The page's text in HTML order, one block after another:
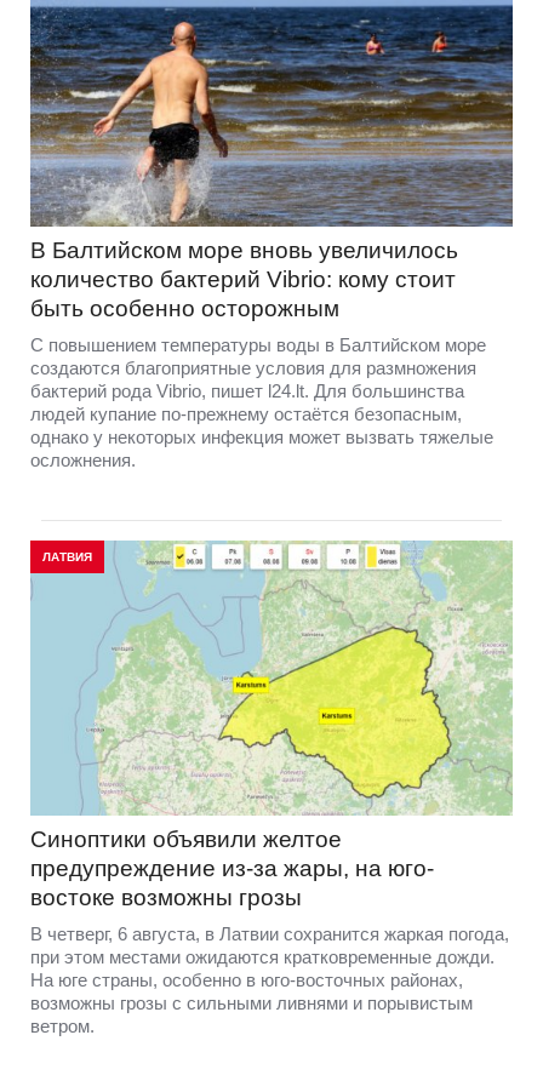
В Балтийском море вновь увеличилось
количество бактерий Vibrio: кому стоит
быть особенно осторожным
С повышением температуры воды в Балтийском море
создаются благоприятные условия для размножения
бактерий рода Vibrio, пишет l24.lt. Для большинства
людей купание по-прежнему остаётся безопасным,
однако у некоторых инфекция может вызвать тяжелые
осложнения.
ЛАТВИЯ
Синоптики объявили желтое
предупреждение из-за жары, на юго-
востоке возможны грозы
В четверг, 6 августа, в Латвии сохранится жаркая погода,
при этом местами ожидаются кратковременные дожди.
На юге страны, особенно в юго-восточных районах,
возможны грозы с сильными ливнями и порывистым
ветром.